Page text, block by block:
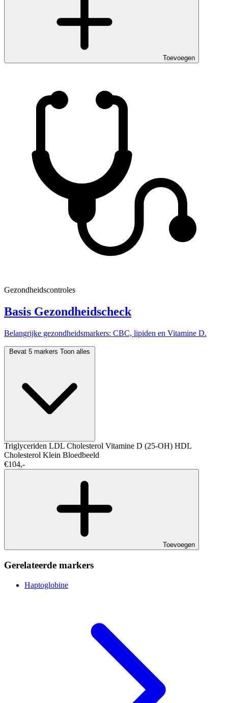
Toevoegen
Gezondheidscontroles
Basis Gezondheidscheck
Belangrijke gezondheidsmarkers: CBC, lipiden en Vitamine D.
Bevat 5 markers Toon alles
Triglyceriden LDL Cholesterol Vitamine D (25-OH) HDL
Cholesterol Klein Bloedbeeld
€104,-
Toevoegen
Gerelateerde markers
Haptoglobine